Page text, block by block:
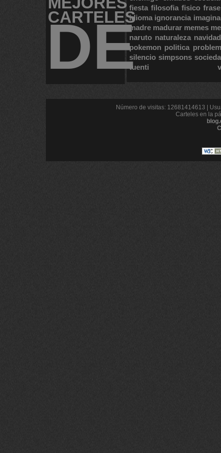
CARTELES
DE
fiesta filosofia fisico
idioma ignorancia
madre madurar memes
naruto naturaleza navidad
pokemon politica
silencio simpsons
tuenti
Número de visitas: 12681414613 |
Carteles en la